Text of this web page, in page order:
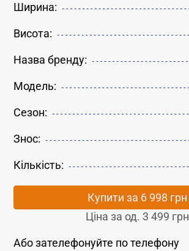
Ширина:
Висота:
Назва бренду:
Модель:
Сезон:
Знос:
Кількість:
Купити за 6 998 грн
Ціна за од. 3 499 грн
Або зателефонуйте по телефону